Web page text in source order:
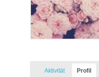
Aktivität Profil